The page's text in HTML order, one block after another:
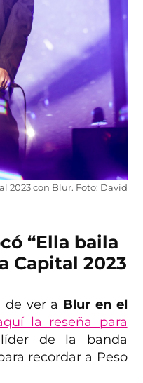
2023 con Blur. Foto: David
“Ella baila
Capital 2023
de ver a Blur en el
la reseña para
de la banda
recordar a Peso